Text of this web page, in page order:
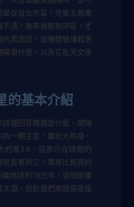
是在台北市區，光害太嚴重
不清。後來我跑到郊區，才
的真面目。這種體驗讓我更
陽是什麼，以及它在天文學
的基本介紹
詳細回答開陽是什麼。開陽
一顆主星，屬於大熊座。
約是2.0，這表示在晴朗的
就能看到它，算是比較亮的
離地球約78光年，這個距離
太遠，但對我們來說還是遙